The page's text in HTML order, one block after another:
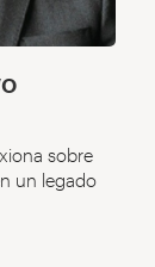
sobre
un legado